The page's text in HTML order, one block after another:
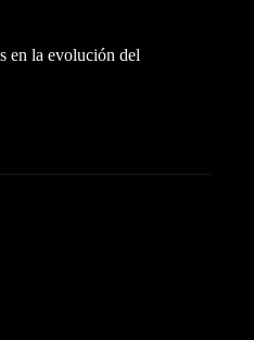
en la evolución del